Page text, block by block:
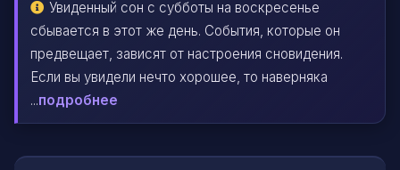
Увиденный сон с субботы на воскресенье
сбывается в этот же день. События, которые он
предвещает, зависят от настроения сновидения.
Если вы увидели нечто хорошее, то наверняка
...подробнее